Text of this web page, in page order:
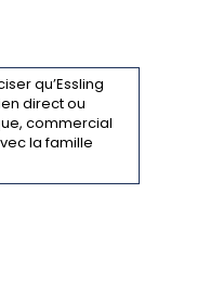
qu’Essling
direct ou
commercial
la famille